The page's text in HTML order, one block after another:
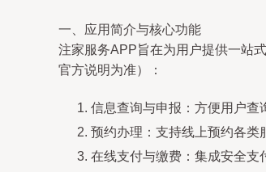
一、应用简介与核心功能
注家服务APP旨在为用户提供一站
官方说明为准）：
信息查询与申报：方便用户查
预约办理：支持线上预约各类
在线支付与缴费：集成安全支